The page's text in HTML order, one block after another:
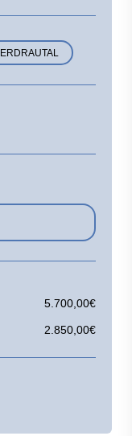
5.700,00€
2.850,00€